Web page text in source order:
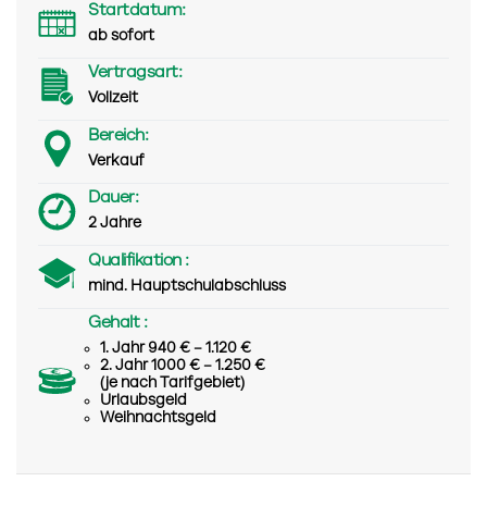
Startdatum:
ab sofort
Vertragsart:
Vollzeit
Bereich:
Verkauf
Dauer:
2 Jahre
Qualifikation :
mind. Hauptschulabschluss
Gehalt :
1. Jahr 940 € – 1.120 €
2. Jahr 1000 € – 1.250 €
(je nach Tarifgebiet)
Urlaubsgeld
Weihnachtsgeld